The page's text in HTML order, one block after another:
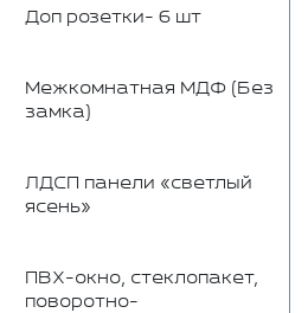
Доп розетки- 6 шт
Межкомнатная МДФ (Без
замка)
ЛДСП панели «светлый
ясень»
ПВХ-окно, стеклопакет,
поворотно-